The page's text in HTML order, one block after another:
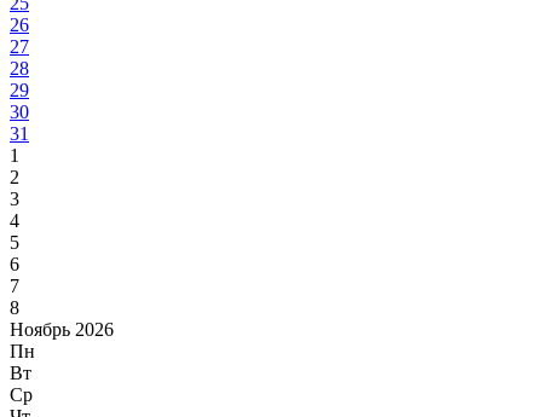
26
27
28
29
30
31
1
2
3
4
5
6
7
8
Ноябрь 2026
Пн
Вт
Ср